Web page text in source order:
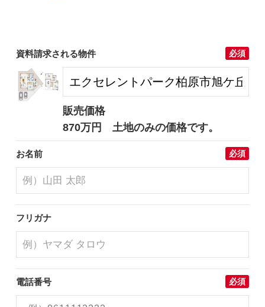
資料請求される物件 必須
販売価格
870万円 土地のみの価格です。
お名前 必須
フリガナ
電話番号 必須